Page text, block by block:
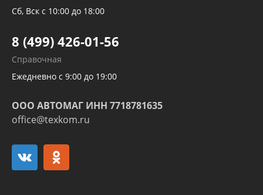
Трубок кондиционеров
Развертка пайка медных стальных
алюминиевых трубок и штуцеров
Сб, Вск с 10:00 до 18:00
8 (499) 426-01-56
Справочная
Ежедневно с 9:00 до 19:00
ООО АВТОМАГ ИНН 7718781635
office@texkom.ru